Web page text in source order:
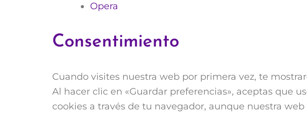
Opera
Consentimiento
Cuando visites nuestra web por primera vez, te
Al hacer clic en «Guardar preferencias», aceptas que
cookies a través de tu navegador, aunque nuestra